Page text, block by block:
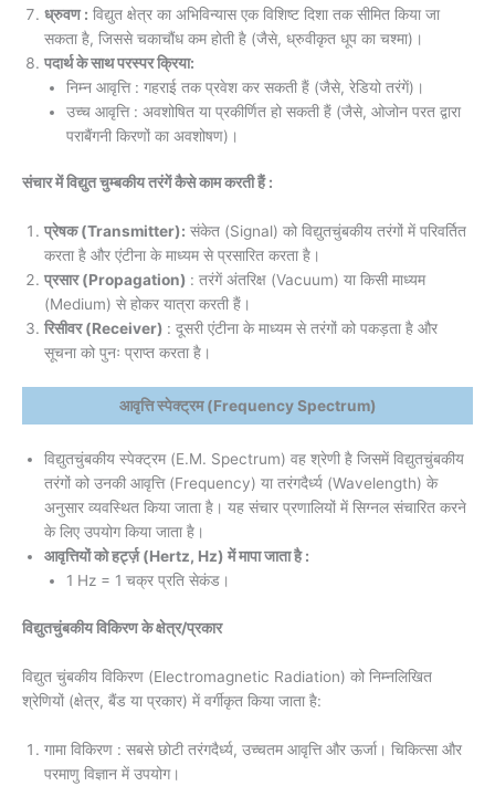
ध्रुवण : विद्युत क्षेत्र का अभिविन्यास एक विशिष्ट दिशा तक सीमित किया जा
सकता है, जिससे चकाचौंध कम होती है (जैसे, ध्रुवीकृत धूप का चश्मा)।
पदार्थ के साथ परस्पर क्रिया:
निम्न आवृत्ति : गहराई तक प्रवेश कर सकती हैं (जैसे, रेडियो तरंगें)।
उच्च आवृत्ति : अवशोषित या प्रकीर्णित हो सकती हैं (जैसे, ओजोन परत द्वारा
पराबैंगनी किरणों का अवशोषण)।
संचार में विद्युत चुम्बकीय तरंगें कैसे काम करती हैं :
प्रेषक (Transmitter): संकेत (Signal) को विद्युतचुंबकीय तरंगों में परिवर्तित
करता है और एंटीना के माध्यम से प्रसारित करता है।
प्रसार (Propagation) : तरंगें अंतरिक्ष (Vacuum) या किसी माध्यम
(Medium) से होकर यात्रा करती हैं।
रिसीवर (Receiver) : दूसरी एंटीना के माध्यम से तरंगों को पकड़ता है और
सूचना को पुनः प्राप्त करता है।
आवृत्ति स्पेक्ट्रम (Frequency Spectrum)
विद्युतचुंबकीय स्पेक्ट्रम (E.M. Spectrum) वह श्रेणी है जिसमें विद्युतचुंबकीय
तरंगों को उनकी आवृत्ति (Frequency) या तरंगदैर्ध्य (Wavelength) के
अनुसार व्यवस्थित किया जाता है। यह संचार प्रणालियों में सिग्नल संचारित करने
के लिए उपयोग किया जाता है।
आवृत्तियों को हर्ट्ज़ (Hertz, Hz) में मापा जाता है :
1 Hz = 1 चक्र प्रति सेकंड।
विद्युतचुंबकीय विकिरण के क्षेत्र/प्रकार
विद्युत चुंबकीय विकिरण (Electromagnetic Radiation) को निम्नलिखित
श्रेणियों (क्षेत्र, बैंड या प्रकार) में वर्गीकृत किया जाता है:
गामा विकिरण : सबसे छोटी तरंगदैर्ध्य, उच्चतम आवृत्ति और ऊर्जा। चिकित्सा और
परमाणु विज्ञान में उपयोग।